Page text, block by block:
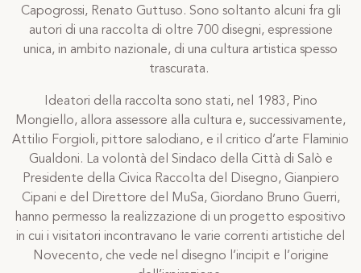
Capogrossi, Renato Guttuso. Sono soltanto alcuni fra gli
autori di una raccolta di oltre 700 disegni, espressione
unica, in ambito nazionale, di una cultura artistica spesso
trascurata.
Ideatori della raccolta sono stati, nel 1983, Pino
Mongiello, allora assessore alla cultura e, successivamente,
Attilio Forgioli, pittore salodiano, e il critico d’arte Flaminio
Gualdoni. La volontà del Sindaco della Città di Salò e
Presidente della Civica Raccolta del Disegno, Gianpiero
Cipani e del Direttore del MuSa, Giordano Bruno Guerri,
hanno permesso la realizzazione di un progetto espositivo
in cui i visitatori incontravano le varie correnti artistiche del
Novecento, che vede nel disegno l’incipit e l’origine